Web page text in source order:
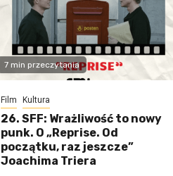
7 min przeczytania
Film Kultura
26. SFF: Wrażliwość to nowy
punk. O „Reprise. Od
początku, raz jeszcze”
Joachima Triera